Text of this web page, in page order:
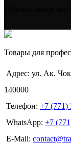
Товары для
Адрес: ул. Ак.
140000
Телефон: +7 (771)
WhatsApp: +7
E-Mail: